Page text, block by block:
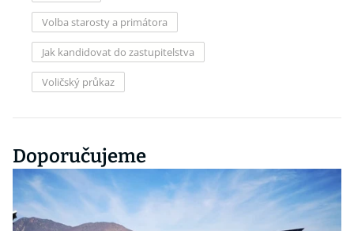
Volba starosty a primátora
Jak kandidovat do zastupitelstva
Voličský průkaz
Doporučujeme